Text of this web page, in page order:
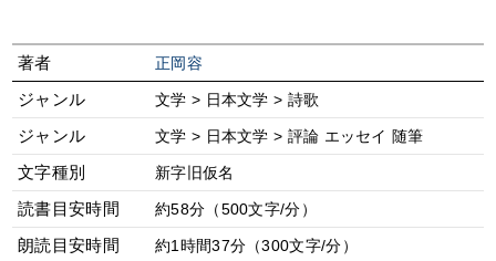
著者 正岡容
ジャンル 文学 > 日本文学 > 詩歌
ジャンル 文学 > 日本文学 > 評論 エッセイ 随筆
文字種別 新字旧仮名
読書目安時間 約58分（500文字/分）
朗読目安時間 約1時間37分（300文字/分）